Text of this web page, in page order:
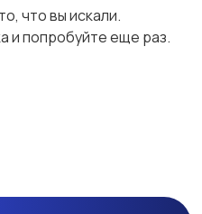
что вы искали.
и попробуйте еще раз.